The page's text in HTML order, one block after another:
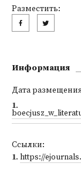
Разместить:
Информация
Дата
1.
Ссылки:
1. https://